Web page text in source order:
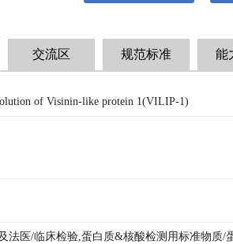
交流区 规范标准 能
of Visinin-like protein 1(VILIP-1)
法医/临床检验,蛋白质&核酸检测用标准物质/